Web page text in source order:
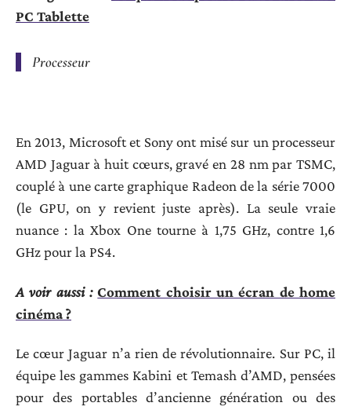
PC Tablette
Processeur
En 2013, Microsoft et Sony ont misé sur un processeur
AMD Jaguar à huit cœurs, gravé en 28 nm par TSMC,
couplé à une carte graphique Radeon de la série 7000
(le GPU, on y revient juste après). La seule vraie
nuance : la Xbox One tourne à 1,75 GHz, contre 1,6
GHz pour la PS4.
A voir aussi : Comment choisir un écran de home
cinéma ?
Le cœur Jaguar n’a rien de révolutionnaire. Sur PC, il
équipe les gammes Kabini et Temash d’AMD, pensées
pour des portables d’ancienne génération ou des